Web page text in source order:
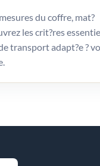
du coffre, mat?
les crit?res
transport adapt?e ?